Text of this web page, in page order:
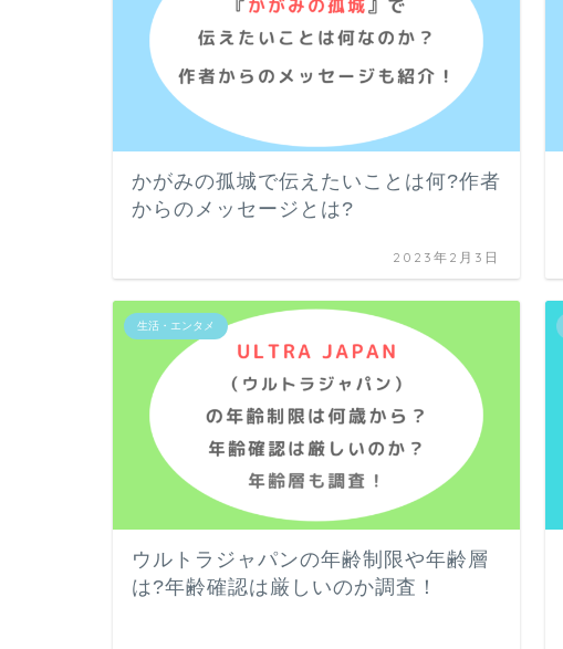
かがみの孤城で伝えたいことは何?作者
からのメッセージとは?
2023年2月3日
生活・エンタメ
ウルトラジャパンの年齢制限や年齢層
は?年齢確認は厳しいのか調査！